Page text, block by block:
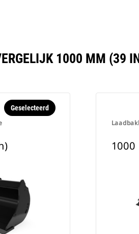
1000 MM (39
Geselecteerd